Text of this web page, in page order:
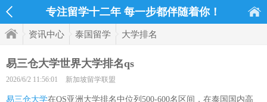
专注留学十二年 每一步都伴随着你！
资讯中心 泰国留学 大学排名
易三仓大学世界大学排名qs
2026/6/2 11:56:01 新加坡留学联盟
易三仓大学在QS亚洲大学排名中位列500-600名区间，在泰国国内高